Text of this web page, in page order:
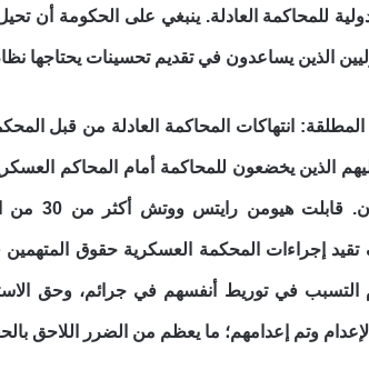
للمحاكمة العادلة. ينبغي على الحكومة
الذين يساعدون في تقديم تحسينات يحتاجها
الذين يخضعون للمحاكمة أمام المحاكم
تقيد إجراءات المحكمة العسكرية حقوق
وتم إعدامهم؛ ما يعظم من الضرر اللاحق